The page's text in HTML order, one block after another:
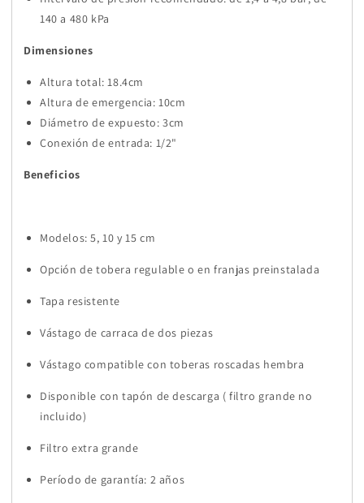
140 a 480 kPa
Dimensiones
Altura total: 18.4cm
Altura de emergencia: 10cm
Diámetro de expuesto: 3cm
Conexión de entrada: 1/2"
Beneficios
Modelos: 5, 10 y 15 cm
Opción de tobera regulable o en franjas preinstalada
Tapa resistente
Vástago de carraca de dos piezas
Vástago compatible con toberas roscadas hembra
Disponible con tapón de descarga ( filtro grande no
incluido)
Filtro extra grande
Período de garantía: 2 años